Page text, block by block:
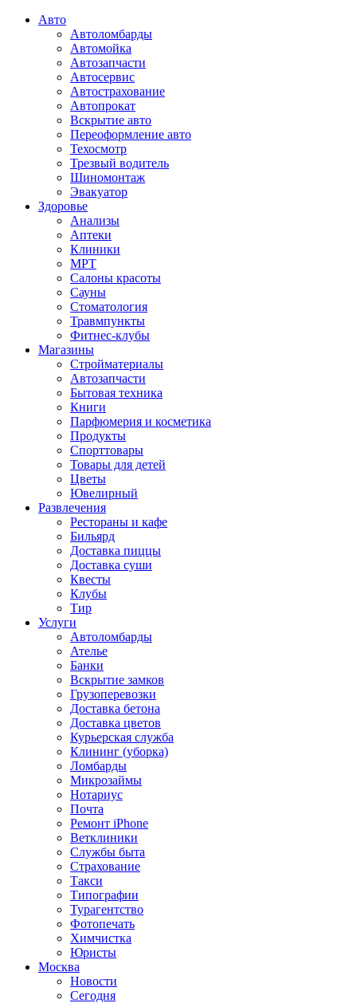
Авто
Автоломбарды
Автомойка
Автозапчасти
Автосервис
Автострахование
Автопрокат
Вскрытие авто
Переоформление авто
Техосмотр
Трезвый водитель
Шиномонтаж
Эвакуатор
Здоровье
Анализы
Аптеки
Клиники
МРТ
Салоны красоты
Сауны
Стоматология
Травмпункты
Фитнес-клубы
Магазины
Стройматериалы
Автозапчасти
Бытовая техника
Книги
Парфюмерия и косметика
Продукты
Спорттовары
Товары для детей
Цветы
Ювелирный
Развлечения
Рестораны и кафе
Бильярд
Доставка пиццы
Доставка суши
Квесты
Клубы
Тир
Услуги
Автоломбарды
Ателье
Банки
Вскрытие замков
Грузоперевозки
Доставка бетона
Доставка цветов
Курьерская служба
Клининг (уборка)
Ломбарды
Микрозаймы
Нотариус
Почта
Ремонт iPhone
Ветклиники
Службы быта
Страхование
Такси
Типографии
Турагентство
Фотопечать
Химчистка
Юристы
Москва
Новости
Сегодня